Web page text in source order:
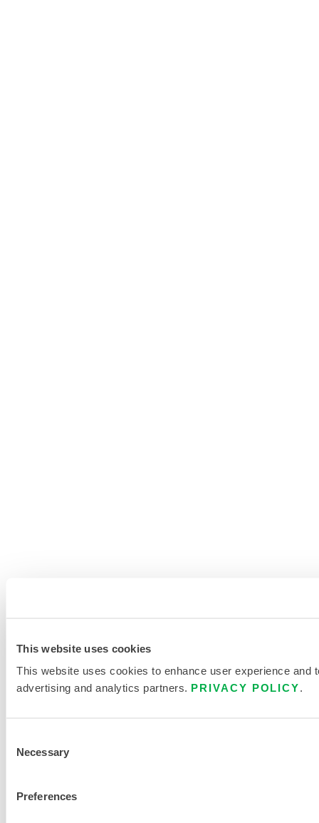
This website uses cookies
This website uses cookies to enhance user experience
advertising and analytics partners. PRIVACY POLICY.
Selection
Necessary
Preferences